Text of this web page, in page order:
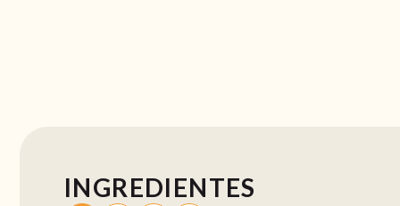
INGREDIENTES